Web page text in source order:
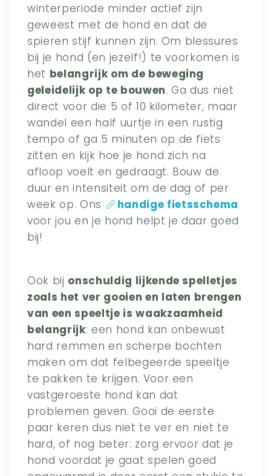
winterperiode minder actief zijn
geweest met de hond en dat de
spieren stijf kunnen zijn. Om blessures
bij je hond (en jezelf!) te voorkomen is
het belangrijk om de beweging
geleidelijk op te bouwen. Ga dus niet
direct voor die 5 of 10 kilometer, maar
wandel een half uurtje in een rustig
tempo of ga 5 minuten op de fiets
zitten en kijk hoe je hond zich na
afloop voelt en gedraagt. Bouw de
duur en intensiteit om de dag of per
week op. Ons
handige fietsschema
voor jou en je hond helpt je daar goed
bij!
Ook bij onschuldig lijkende spelletjes
zoals het ver gooien en laten brengen
van een speeltje is waakzaamheid
belangrijk: een hond kan onbewust
hard remmen en scherpe bochten
maken om dat felbegeerde speeltje
te pakken te krijgen. Voor een
vastgeroeste hond kan dat
problemen geven. Gooi de eerste
paar keren dus niet te ver en niet te
hard, of nog beter: zorg ervoor dat je
hond voordat je gaat spelen goed